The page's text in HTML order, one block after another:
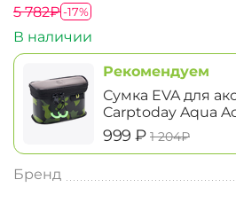
‍5 782‍₽-17%
В наличии
Рекомендуем
Сумка EVA для
Carptoday Aqua
System маленькая
‍999‍ ₽ ‍1 204‍₽
Бренд